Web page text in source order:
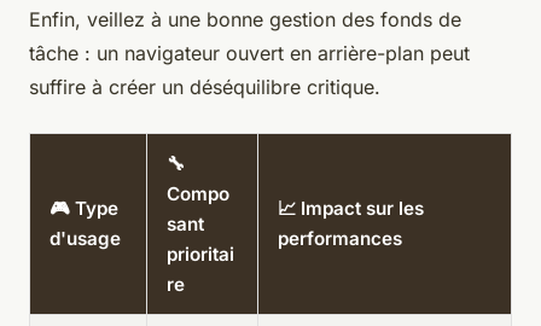
Enfin, veillez à une bonne gestion des fonds de
tâche : un navigateur ouvert en arrière-plan peut
suffire à créer un déséquilibre critique.
🎮 Type
d'usage
🔧
Compo
sant
prioritai
re
📈 Impact sur les
performances